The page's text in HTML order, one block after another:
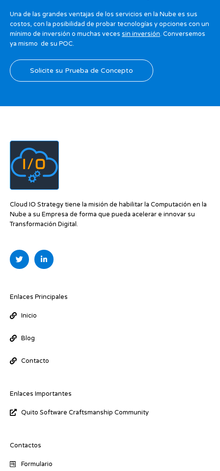
Una de las grandes ventajas de los servicios en la Nube es sus
costos, con la posibilidad de probar tecnologías y opciones con un
mínimo de inversión o muchas veces sin inversión. Conversemos
ya mismo de su POC.
Solicite su Prueba de Concepto
Cloud IO Strategy tiene la misión de habilitar la Computación en la
Nube a su Empresa de forma que pueda acelerar e innovar su
Transformación Digital.
T
w
i
r
L
i
n
i
Enlaces Principales
Inicio
Blog
Contacto
Enlaces Importantes
Quito Software Craftsmanship Community
Contactos
Formulario